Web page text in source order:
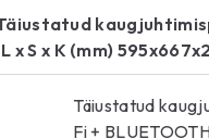
x S x K (mm)
Täiustatud
Fi +